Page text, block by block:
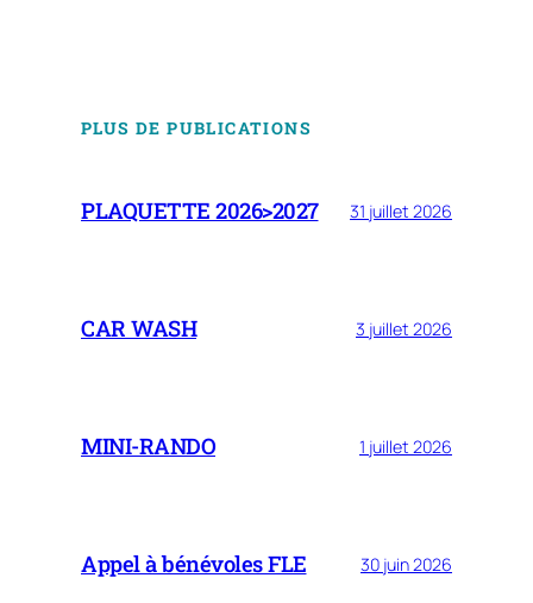
PLUS DE PUBLICATIONS
PLAQUETTE 2026>2027 31 juillet 2026
CAR WASH 3 juillet 2026
MINI-RANDO 1 juillet 2026
Appel à bénévoles FLE 30 juin 2026